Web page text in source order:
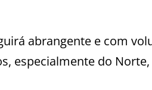
abrangente e com
especialmente do